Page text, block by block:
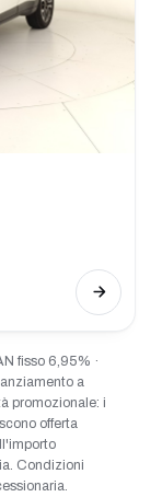
fisso 6,95% ·
a
promozionale: i
offerta
Condizioni